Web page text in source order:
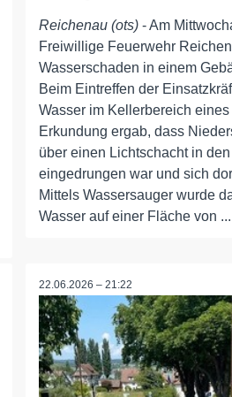
Reichenau (ots) - Am
Freiwillige Feuerwehr
Wasserschaden in einem
Beim Eintreffen der
Wasser im Kellerbereich
Erkundung ergab, dass
über einen Lichtschacht in
eingedrungen war und sich
Mittels Wassersauger wurde
Wasser auf einer Fläche von ...
22.06.2026 – 21:22